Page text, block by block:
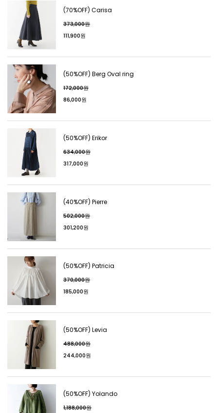
(70%OFF) Carisa
373,000원
111,900원
(50%OFF) Berg Oval ring
172,000원
86,000원
(50%OFF) Erikor
634,000원
317,000원
(40%OFF) Pierre
502,000원
301,200원
(50%OFF) Patricia
370,000원
185,000원
(50%OFF) Levia
488,000원
244,000원
(50%OFF) Yolando
1,188,000원